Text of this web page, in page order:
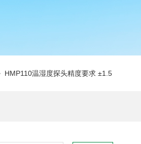
温湿度探头精度要求 ±1.5